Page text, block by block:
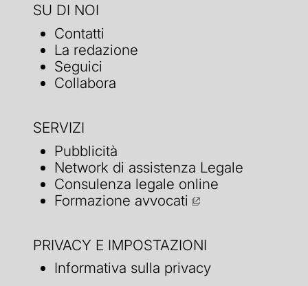
SU DI NOI
Contatti
La redazione
Seguici
Collabora
SERVIZI
Pubblicità
Network di assistenza Legale
Consulenza legale online
Formazione avvocati
PRIVACY E IMPOSTAZIONI
Informativa sulla privacy